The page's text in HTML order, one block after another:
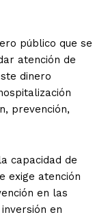
público que se
atención de
dinero
prevención,
capacidad de
exige atención
en las
en